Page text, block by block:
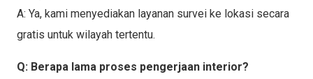
A: Ya, kami menyediakan layanan survei ke lokasi secara
gratis untuk wilayah tertentu.
Q: Berapa lama proses pengerjaan interior?